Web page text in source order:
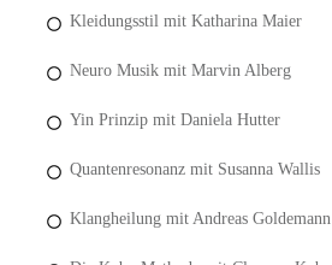
Kleidungsstil mit Katharina Maier
Neuro Musik mit Marvin Alberg
Yin Prinzip mit Daniela Hutter
Quantenresonanz mit Susanna Wallis
Klangheilung mit Andreas Goldemann